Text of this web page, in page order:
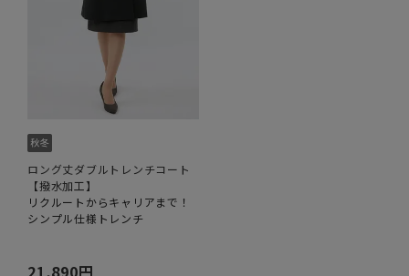
ロング丈ダブルトレンチコート
【撥水加工】
リクルートからキャリアまで！
シンプル仕様トレンチ
21,890円